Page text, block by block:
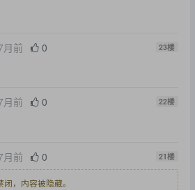
月前 0 23楼
月前 0 22楼
月前 0 21楼
，内容被隐藏。